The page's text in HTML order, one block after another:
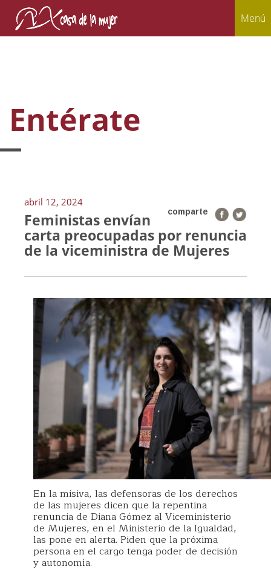
Menú
Entérate
abril 12, 2024
comparte
Feministas envían
carta preocupadas por renuncia
de la viceministra de Mujeres
En la misiva, las defensoras de los derechos
de las mujeres dicen que la repentina
renuncia de Diana Gómez al Viceministerio
de Mujeres, en el Ministerio de la Igualdad,
las pone en alerta. Piden que la próxima
persona en el cargo tenga poder de decisión
y autonomía.